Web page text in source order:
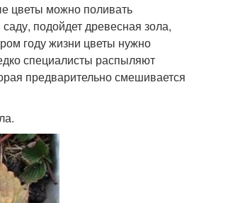
цветы можно поливать
подойдет древесная зола,
году жизни цветы нужно
специалисты распыляют
предварительно смешивается